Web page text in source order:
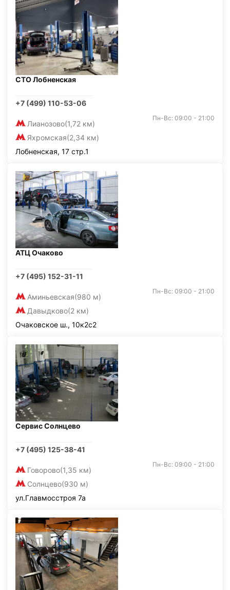
СТО Лобненская
+7 (499) 110-53-06
Лианозово(1,72 км)
Яхромская(2,34 км)
Пн-Вс: 09:00 - 21:00
Лобненская, 17 стр.1
АТЦ Очаково
+7 (495) 152-31-11
Аминьевская(980 м)
Давыдково(2 км)
Пн-Вс: 09:00 - 21:00
Очаковское ш., 10к2с2
Сервис Солнцево
+7 (495) 125-38-41
Говорово(1,35 км)
Солнцево(930 м)
Пн-Вс: 09:00 - 21:00
ул.Главмосстроя 7а